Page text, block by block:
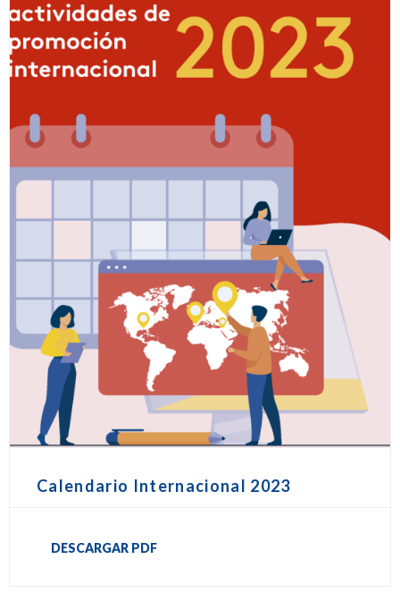
Calendario Internacional 2023
DESCARGAR PDF